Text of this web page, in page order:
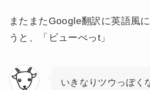
またまたGoogle翻訳に英語風
うと、「ビューべっt」
いきなりツウっぽく